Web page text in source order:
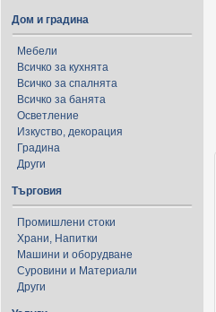
Дом и градина
Мебели
Всичко за кухнята
Всичко за спалнята
Всичко за банята
Осветление
Изкуство, декорация
Градина
Други
Търговия
Промишлени стоки
Храни, Напитки
Машини и оборудване
Суровини и Материали
Други